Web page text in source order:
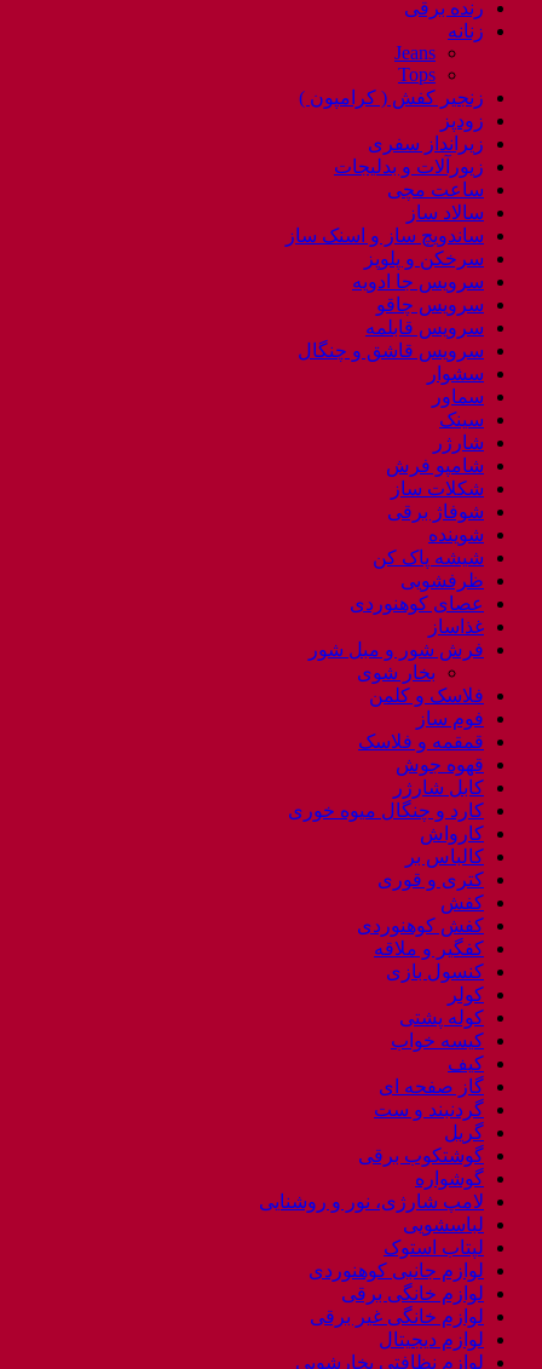
رنده برقی
زنانه
Jeans
Tops
زنجیر کفش ( کرامپون )
زودپز
زیرانداز سفری
زیورآلات و بدلیجات
ساعت مچی
سالاد ساز
ساندویچ ساز و اسنک ساز
سرخکن و پلوپز
سرویس جا ادویه
سرویس چاقو
سرویس قابلمه
سرویس قاشق و چنگال
سشوار
سماور
سینک
شارژر
شامپو فرش
شکلات ساز
شوفاژ برقی
شوینده
شیشه پاک کن
ظرفشویی
عصای کوهنوردی
غذاساز
فرش شور و مبل شور
بخار شوی
فلاسک و کلمن
فوم ساز
قمقمه و فلاسک
قهوه جوش
کابل شارژر
کارد و چنگال میوه خوری
کارواش
کالباس بر
کتری و قوری
کفش
کفش کوهنوردی
کفگیر و ملاقه
کنسول بازی
کولر
کوله پشتی
کیسه خواب
کیف
گاز صفحه ای
گردنبند و ست
گریل
گوشتکوب برقی
گوشواره
لامپ شارژی، نور و روشنایی
لباسشویی
لپتاب استوک
لوازم جانبی کوهنوردی
لوازم خانگی برقی
لوازم خانگی غیر برقی
لوازم دیجیتال
لوازم نظافتی بخارشویی